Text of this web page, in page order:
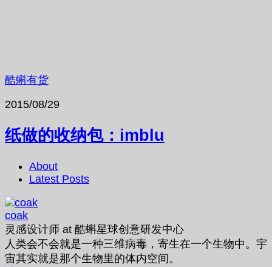
酷蝌有货
2015/08/29
纸做的收纳包：imblu
About
Latest Posts
coak
灵感设计师 at 酷蝌星球创意研发中心
人类会不会就是一种三维病毒，寄生在一个生物中。宇
宙其实就是那个生物里的体内空间。